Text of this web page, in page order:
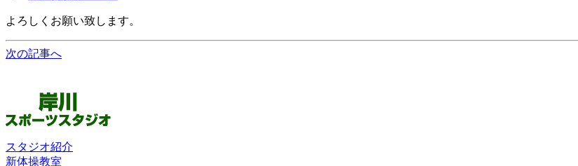
よろしくお願い致します。
次の記事へ
スタジオ紹介
新体操教室